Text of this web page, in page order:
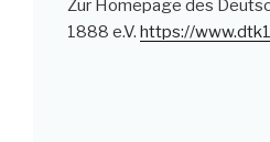
Zur Homepage des
1888 e.V.https://